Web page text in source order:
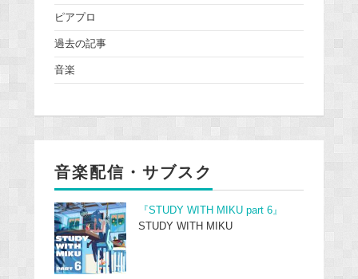
ピアプロ
過去の記事
音楽
音楽配信・サブスク
『STUDY WITH MIKU part 6』
STUDY WITH MIKU